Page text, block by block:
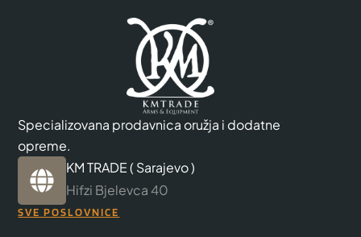
Specializovana prodavnica oružja i dodatne
opreme.
KM TRADE ( Sarajevo )
Hifzi Bjelevca 40
SVE POSLOVNICE